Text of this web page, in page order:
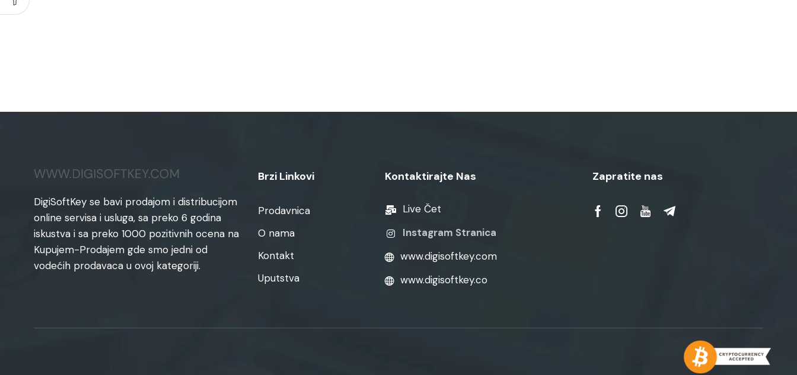
DigiSoftKey se bavi prodajom i distribucijom
online servisa i usluga, sa preko 6 godina
iskustva i sa preko 1000 pozitivnih ocena na
Kupujem-Prodajem gde smo jedni od
vodećih prodavaca u ovoj kategoriji.
Brzi Linkovi
Prodavnica
O nama
Kontakt
Uputstva
Kontaktirajte Nas
Live Čet
Instagram Stranica
www.digisoftkey.com
www.digisoftkey.co
Zapratite nas